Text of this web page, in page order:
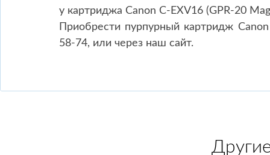
у картриджа Canon C-EXV16 (GPR-20
Приобрести пурпурный картридж
58-74, или через наш сайт.